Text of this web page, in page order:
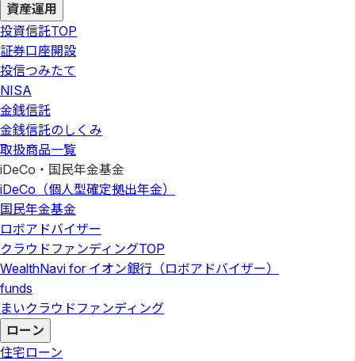
資産運用
投資信託TOP
証券口座開設
投信つみたて
NISA
金銭信託
金銭信託のしくみ
取扱商品一覧
iDeCo・国民年金基金
iDeCo（個人型確定拠出年金）
国民年金基金
ロボアドバイザー
クラウドファンディングTOP
WealthNavi for イオン銀行（ロボアドバイザー）
funds
まいクラウドファンディング
ローン
住宅ローン